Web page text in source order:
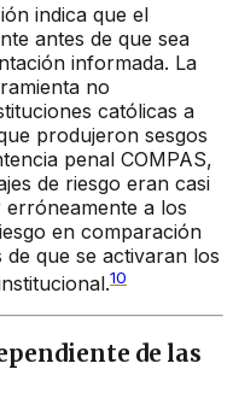
indica que el
antes de que sea
informada. La
no
católicas a
produjeron sesgos
penal COMPAS,
de riesgo eran casi
a los
en comparación
que se activaran los
10
de las